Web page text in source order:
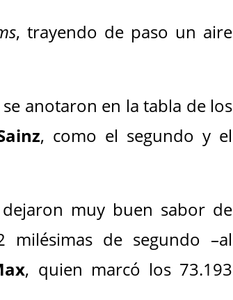
, trayendo de paso un aire
anotaron en la tabla de los
, como el segundo y el
dejaron muy buen sabor de
de segundo –al
, quien marcó los 73.193